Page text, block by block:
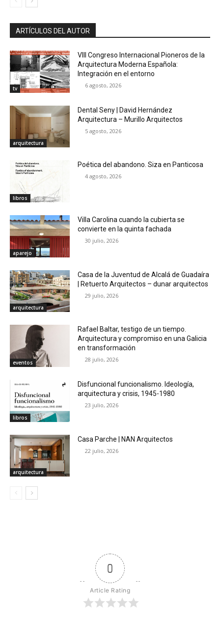
ARTÍCULOS DEL AUTOR
tv
VIII Congreso Internacional Pioneros de la
Arquitectura Moderna Española:
Integración en el entorno
6 agosto, 2026
arquitectura
Dental Seny | David Hernández
Arquitectura – Murillo Arquitectos
5 agosto, 2026
libros
Poética del abandono. Siza en Panticosa
4 agosto, 2026
aparejo
Villa Carolina cuando la cubierta se
convierte en la quinta fachada
30 julio, 2026
arquitectura
Casa de la Juventud de Alcalá de Guadaíra
| Retuerto Arquitectos – dunar arquitectos
29 julio, 2026
eventos
Rafael Baltar, testigo de un tiempo.
Arquitectura y compromiso en una Galicia
en transformación
28 julio, 2026
libros
Disfuncional funcionalismo. Ideología,
arquitectura y crisis, 1945-1980
23 julio, 2026
arquitectura
Casa Parche | NAN Arquitectos
22 julio, 2026
0
Article Rating